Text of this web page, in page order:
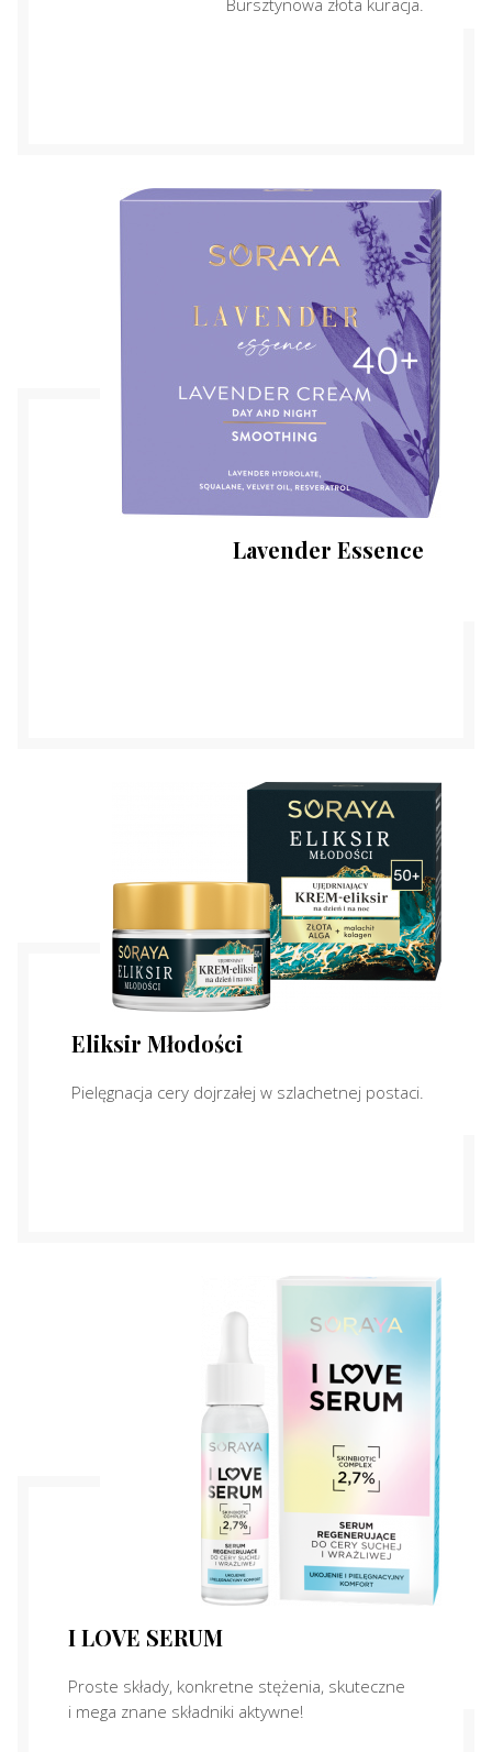
Bursztynowa złota kuracja.
Lavender Essence
Eliksir Młodości
Pielęgnacja cery dojrzałej w szlachetnej postaci.
I LOVE SERUM
Proste składy, konkretne stężenia, skuteczne
i mega znane składniki aktywne!